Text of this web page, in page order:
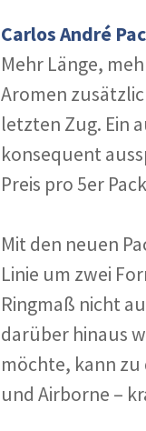
Carlos André
Mehr Länge,
Aromen
letzten Zug. Ein
konsequent
Preis pro 5er
Mit den neuen
Linie um zwei
Ringmaß nicht
darüber hinaus
möchte, kann zu
und Airborne –